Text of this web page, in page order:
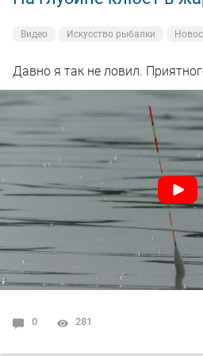
Видео Искусство рыбалки
Давно я так не ловил.
0 281